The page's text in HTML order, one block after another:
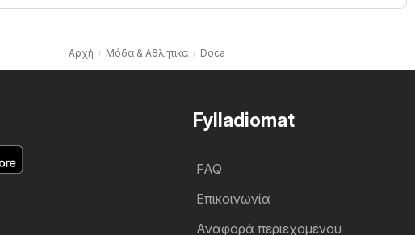
Αρχή Μόδα & Aθλητικα Doca
Fylladiomat
FAQ
Επικοινωνία
Αναφορά περιεχομένου